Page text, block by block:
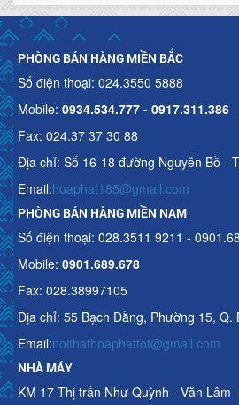
PHÒNG BÁN HÀNG MIỀN BẮC
Số điện thoại: 024.3550 5888
Mobile: 0934.534.777 - 0917.311.386
Fax: 024.37 37 30 88
Địa chỉ: Số 16-18 đường Nguyễn Bồ -
Email:hoaphat185@gmail.com
PHÒNG BÁN HÀNG MIỀN NAM
Số điện thoại: 028.3511 9211 -
Mobile: 0901.689.678
Fax: 028.38997105
Địa chỉ: 55 Bạch Đằng, Phường 15, Q.
Email:noithathoaphattot@gmail.com
NHÀ MÁY
KM 17 Thị trấn Như Quỳnh - Văn Lâm